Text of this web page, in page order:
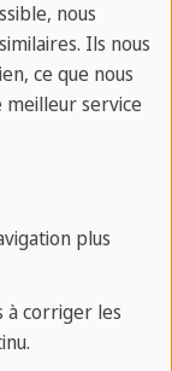
nous
Ils nous
ce que nous
service
plus
corriger les